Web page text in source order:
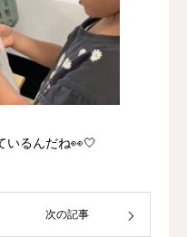
いるんだね👀🤍
次の記事